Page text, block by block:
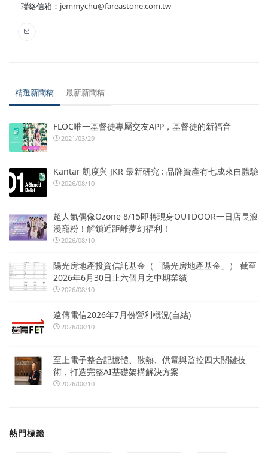
聯絡信箱： jemmychu@fareastone.com.tw
精選新聞稿 最新新聞稿
FLOC唯一基督徒專屬交友APP，基督徒的新福音
2021/03/29
Kantar 凱度與 JKR 最新研究 : 品牌資產有七成來自體驗
2026/08/10
超人氣偶像Ozone 8/15即將現身OUTDOOR一日店長浪
漫寵粉！解鎖近距離夢幻福利！
2026/08/10
陽光房地產投資信託基金（「陽光房地產基金」） 截至
2026年6月30日止六個月之中期業績
2026/08/10
遠傳電信2026年7月份營利概況(自結)
2026/08/10
至上電子整合記憶體、散熱、供電與監控四大關鍵技
術，打造完整AI基礎架構解決方案
2026/08/10
熱門標籤